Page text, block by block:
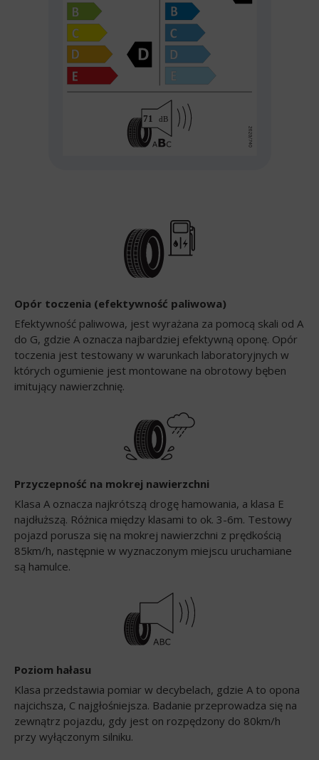
Opór toczenia (efektywność paliwowa)
Efektywność paliwowa, jest wyrażana za pomocą skali od A
do G, gdzie A oznacza najbardziej efektywną oponę. Opór
toczenia jest testowany w warunkach laboratoryjnych w
których ogumienie jest montowane na obrotowy bęben
imitujący nawierzchnię.
Przyczepność na mokrej nawierzchni
Klasa A oznacza najkrótszą drogę hamowania, a klasa E
najdłuższą. Różnica między klasami to ok. 3-6m. Testowy
pojazd porusza się na mokrej nawierzchni z prędkością
85km/h, następnie w wyznaczonym miejscu uruchamiane
są hamulce.
Poziom hałasu
Klasa przedstawia pomiar w decybelach, gdzie A to opona
najcichsza, C najgłośniejsza. Badanie przeprowadza się na
zewnątrz pojazdu, gdy jest on rozpędzony do 80km/h
przy wyłączonym silniku.